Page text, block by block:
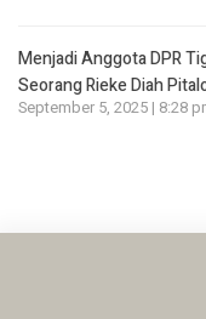
Menjadi Anggota DPR
Seorang Rieke Diah
September 5, 2025 | 8:28